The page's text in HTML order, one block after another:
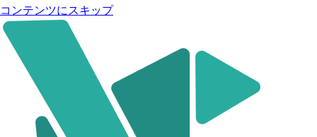
コンテンツにスキップ
KARTE Craft Developer Portal